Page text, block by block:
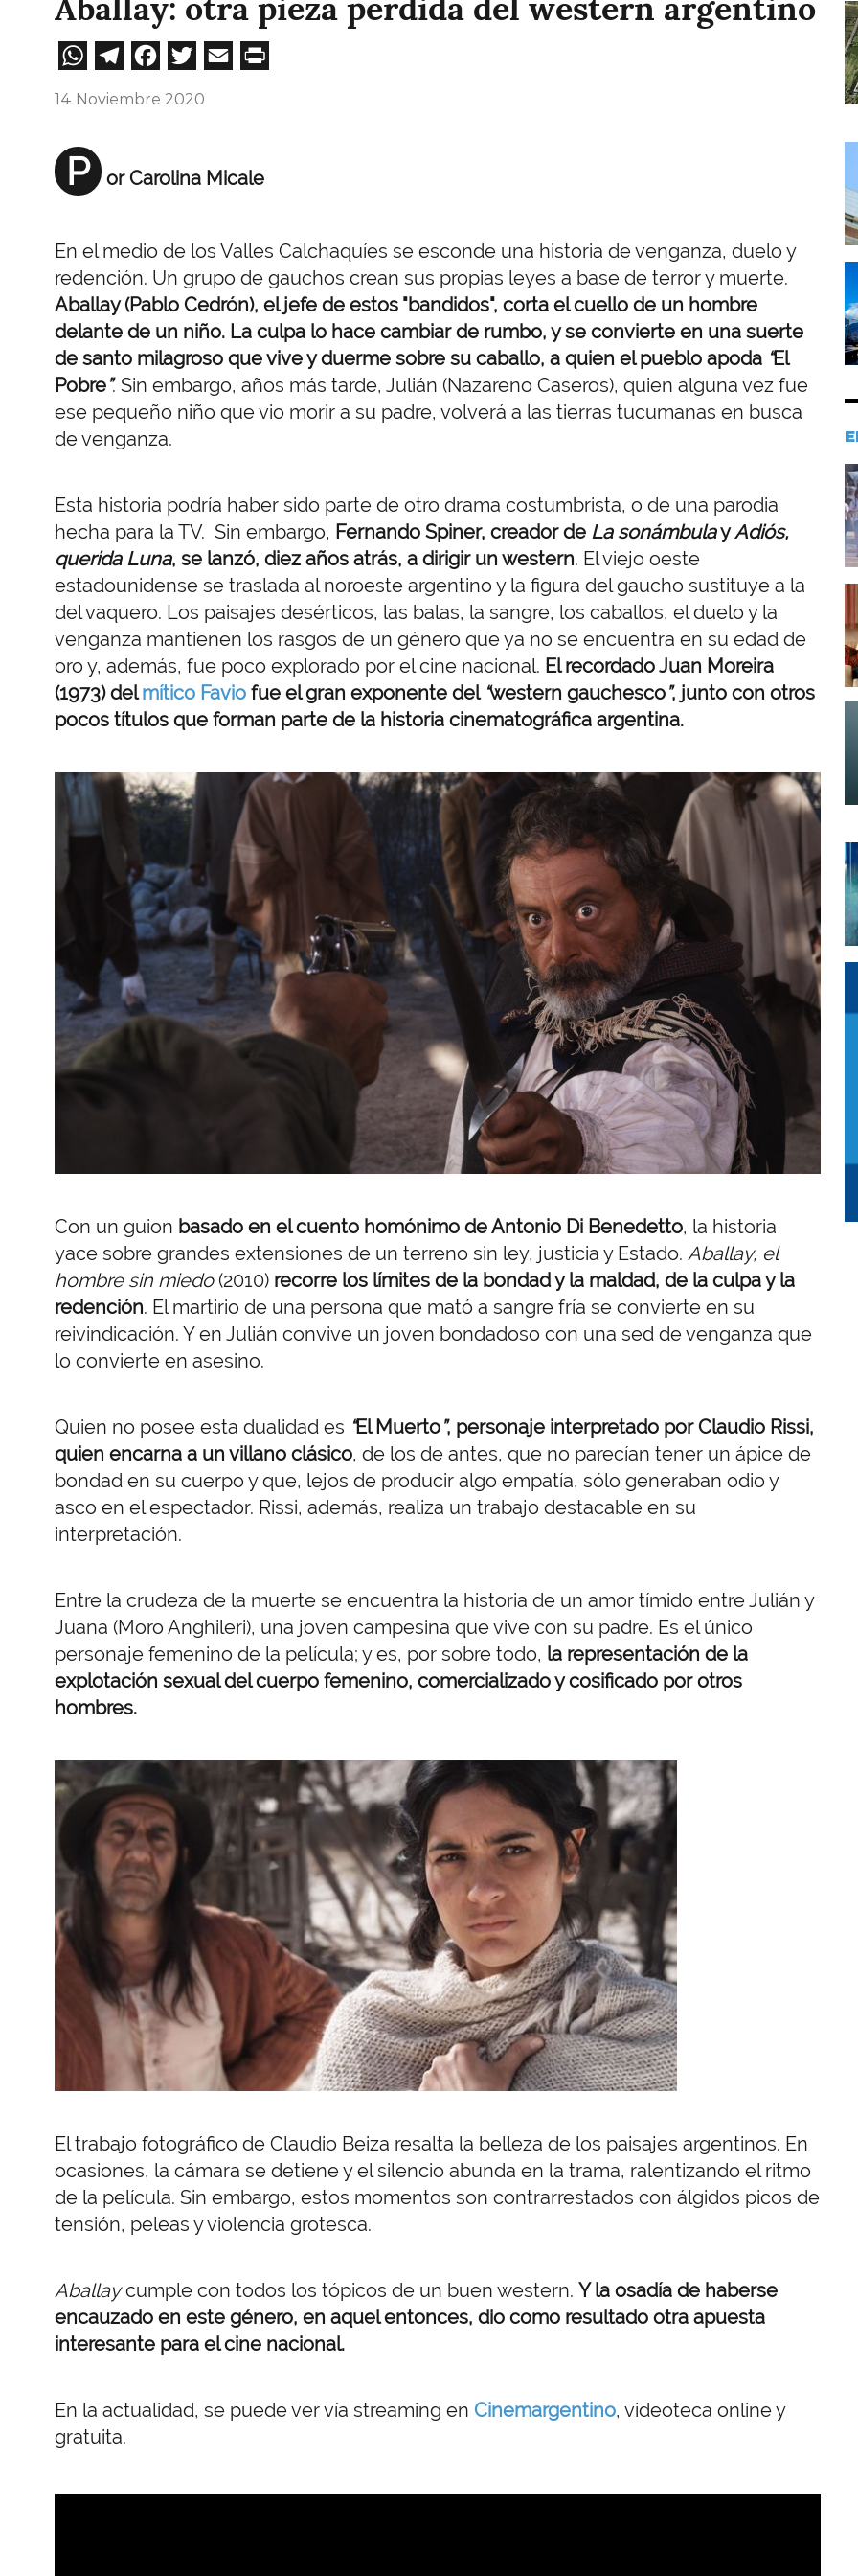
Aballay: otra pieza perdida del western argentino
WhatsApp
Telegram
Facebook
Twitter
Email
14 Noviembre 2020
P or Carolina Micale
En el medio de los Valles Calchaquíes se esconde una historia de venganza, duelo y
redención. Un grupo de gauchos crean sus propias leyes a base de terror y muerte.
Aballay (Pablo Cedrón), el jefe de estos "bandidos", corta el cuello de un hombre
delante de un niño. La culpa lo hace cambiar de rumbo, y se convierte en una suerte
de santo milagroso que vive y duerme sobre su caballo, a quien el pueblo apoda “El
Pobre”. Sin embargo, años más tarde, Julián (Nazareno Caseros), quien alguna vez fue
ese pequeño niño que vio morir a su padre, volverá a las tierras tucumanas en busca
de venganza.
Esta historia podría haber sido parte de otro drama costumbrista, o de una parodia
hecha para la TV. Sin embargo, Fernando Spiner, creador de La sonámbulayAdiós,
querida Luna, se lanzó, diez años atrás, a dirigir un western. El viejo oeste
estadounidense se traslada al noroeste argentino y la figura del gaucho sustituye a la
del vaquero. Los paisajes desérticos, las balas, la sangre, los caballos, el duelo y la
venganza mantienen los rasgos de un género que ya no se encuentra en su edad de
oro y, además, fue poco explorado por el cine nacional. El recordado Juan Moreira
(1973) delmítico Favio fue el gran exponente del “western gauchesco”, junto con otros
pocos títulos que forman parte de la historia cinematográfica argentina.
Con un guion basado en el cuento homónimo de Antonio Di Benedetto, la historia
yace sobre grandes extensiones de un terreno sin ley, justicia y Estado. Aballay, el
hombre sin miedo(2010) recorre los límites de la bondad y la maldad, de la culpa y la
redención. El martirio de una persona que mató a sangre fría se convierte en su
reivindicación. Y en Julián convive un joven bondadoso con una sed de venganza que
lo convierte en asesino.
Quien no posee esta dualidad es “El Muerto”, personaje interpretado por Claudio Rissi,
quien encarna a un villano clásico, de los de antes, que no parecían tener un ápice de
bondad en su cuerpo y que, lejos de producir algo empatía, sólo generaban odio y
asco en el espectador. Rissi, además, realiza un trabajo destacable en su
interpretación.
Entre la crudeza de la muerte se encuentra la historia de un amor tímido entre Julián y
Juana (Moro Anghileri), una joven campesina que vive con su padre. Es el único
personaje femenino de la película; y es, por sobre todo, la representación de la
explotación sexual del cuerpo femenino, comercializado y cosificado por otros
hombres.
El trabajo fotográfico de Claudio Beiza resalta la belleza de los paisajes argentinos. En
ocasiones, la cámara se detiene y el silencio abunda en la trama, ralentizando el ritmo
de la película. Sin embargo, estos momentos son contrarrestados con álgidos picos de
tensión, peleas y violencia grotesca.
Aballaycumple con todos los tópicos de un buen western. Y la osadía de haberse
encauzado en este género, en aquel entonces, dio como resultado otra apuesta
interesante para el cine nacional.
En la actualidad, se puede ver vía streaming en Cinemargentino, videoteca online y
gratuita.